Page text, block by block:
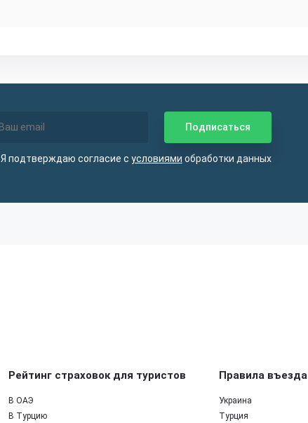
Я подтверждаю согласие с условиями обработки данных
Рейтинг страховок для туристов
В ОАЭ
В Турцию
Правила въезда
Украина
Турция